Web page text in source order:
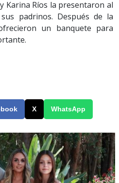
Karina Ríos la presentaron al
padrinos. Después de la
un banquete para
X WhatsApp